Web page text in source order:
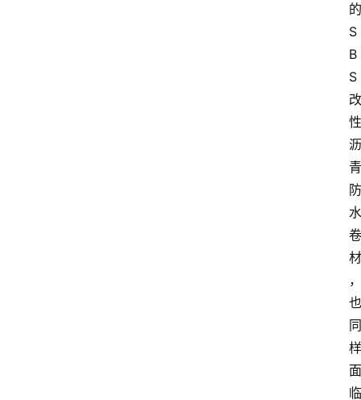
的
S
B
S
改
性
沥
青
防
水
卷
材
，
也
同
样
面
临